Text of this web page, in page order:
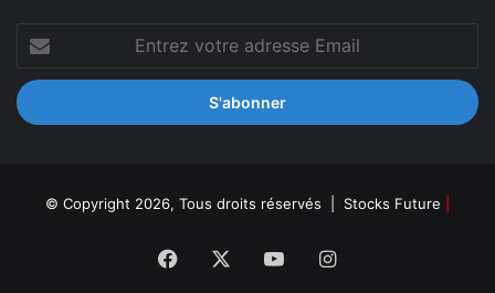
Entrez
votre
adresse
Email
© Copyright 2026, Tous droits réservés | Stocks Future
Facebook YouTubeInstagram